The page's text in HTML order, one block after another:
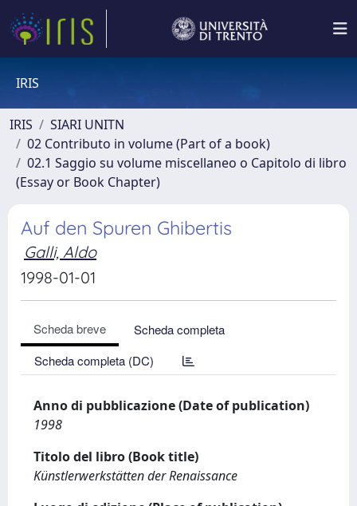
IRIS
IRIS
SIARI UNITN
02 Contributo in volume (Part of a book)
02.1 Saggio su volume miscellaneo o Capitolo di libro
(Essay or Book Chapter)
Auf den Spuren Ghibertis
Galli, Aldo
1998-01-01
Scheda breve
Scheda completa
Scheda completa (DC)
Anno di pubblicazione (Date of publication)
1998
Titolo del libro (Book title)
Künstlerwerkstätten der Renaissance